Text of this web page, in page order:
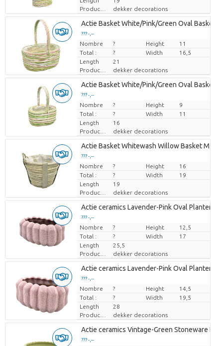
Producteur
dekker decorations
Actie Basket White/Pink/Green Oval Basket
??? -,--
Prix par pièce
Nombre ? Height
11
Total :
? Width
16,5
Length
21
Producteur
dekker decorations
Actie Basket White/Pink/Green Oval Basket
??? -,--
Prix par pièce
Nombre ? Height
9
Total :
? Width
11
Length
16
Producteur
dekker decorations
Actie Basket Whitewash Willow Basket M
??? -,--
Prix par pièce
Nombre ? Height
16
Total :
? Width
19
Length
19
Producteur
dekker decorations
Actie ceramics Lavender-Pink Oval Planter
??? -,--
Prix par pièce
Nombre ? Height
12,5
Total :
? Width
17
Length
25,5
Producteur
dekker decorations
Actie ceramics Lavender-Pink Oval Planter
??? -,--
Prix par pièce
Nombre ? Height
14,5
Total :
? Width
19,5
Length
28
Producteur
dekker decorations
Actie ceramics Vintage-Green Stoneware
??? -,--